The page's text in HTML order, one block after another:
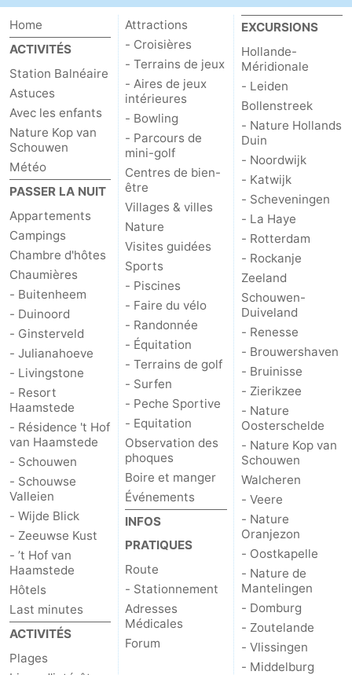
Home
ACTIVITÉS
Station Balnéaire
Astuces
Avec les enfants
Nature Kop van
Schouwen
Météo
PASSER LA NUIT
Appartements
Campings
Chambre d'hôtes
Chaumières
- Buitenheem
- Duinoord
- Ginsterveld
- Julianahoeve
- Livingstone
- Resort
Haamstede
- Résidence 't Hof
van Haamstede
- Schouwen
- Schouwse
Valleien
- Wijde Blick
- Zeeuwse Kust
- ’t Hof van
Haamstede
Hôtels
Last minutes
ACTIVITÉS
Plages
Attractions
- Croisières
- Terrains de jeux
- Aires de jeux
intérieures
- Bowling
- Parcours de
mini-golf
Centres de bien-
être
Villages & villes
Nature
Visites guidées
Sports
- Piscines
- Faire du vélo
- Randonnée
- Équitation
- Terrains de golf
- Surfen
- Peche Sportive
- Equitation
Observation des
phoques
Boire et manger
Événements
INFOS
PRATIQUES
Route
- Stationnement
Adresses
Médicales
Forum
EXCURSIONS
Hollande-
Méridionale
- Leiden
Bollenstreek
- Nature Hollands
Duin
- Noordwijk
- Katwijk
- Scheveningen
- La Haye
- Rotterdam
- Rockanje
Zeeland
Schouwen-
Duiveland
- Renesse
- Brouwershaven
- Bruinisse
- Zierikzee
- Nature
Oosterschelde
- Nature Kop van
Schouwen
Walcheren
- Veere
- Nature
Oranjezon
- Oostkapelle
- Nature de
Mantelingen
- Domburg
- Zoutelande
- Vlissingen
- Middelburg